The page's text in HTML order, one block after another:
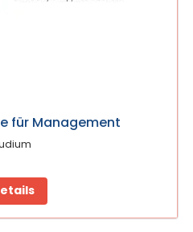
für Management